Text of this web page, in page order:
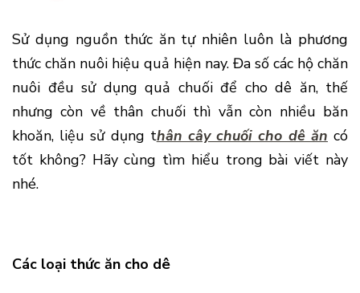
Sử dụng nguồn thức ăn tự nhiên luôn là phương
thức chăn nuôi hiệu quả hiện nay. Đa số các hộ chăn
nuôi đều sử dụng quả chuối để cho dê ăn, thế
nhưng còn về thân chuối thì vẫn còn nhiều băn
khoăn, liệu sử dụng thân cây chuối cho dê ăn có
tốt không? Hãy cùng tìm hiểu trong bài viết này
nhé.
Các loại thức ăn cho dê